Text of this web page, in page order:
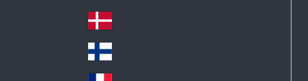
Cz
ec
h
De
nm
ark
Fin